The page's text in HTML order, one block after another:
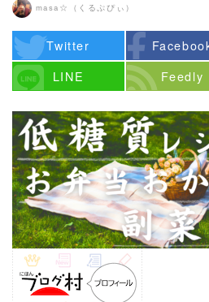
masa☆（くるぷぴぃ）
Twitter
LINE
Feedly